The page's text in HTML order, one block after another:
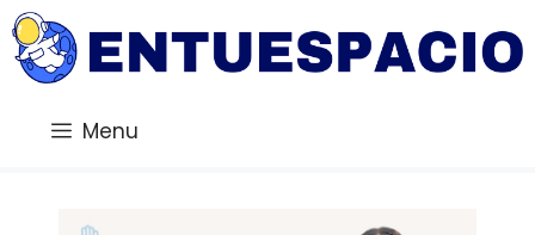
Saltar
al
contenido
Menu